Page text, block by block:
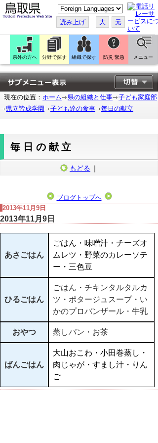
こ
の
ペ
ー
ジ
翻
訳
す
る
読み上げ 大 元
県外の方へ 分野で探す 組織で探す 防災 緊急 メニュー
現在の位置： ホーム 県の組織と仕事
子ども家庭部
県立皆成学園
子ども達の食事 毎日の献立
毎日の献立
もどる ｜
ブログトップへ
2013年11月9日
2013年11月9日
あさごはん
ごはん・味噌汁・チーズオ
ムレツ・野菜のカレーソテ
ー・三色豆
ひるごはん
ごはん・チキンタルタルカ
ツ・ポタージュスープ・い
かのプロバンザール・牛乳
おやつ 蒸しパン・お茶
ばんごはん
大山おこわ・小田巻蒸し・
肉じゃが・すまし汁・りん
ご